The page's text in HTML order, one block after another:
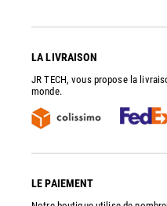
LA LIVRAISON
JR TECH, vous propose la
monde.
LE PAIEMENT